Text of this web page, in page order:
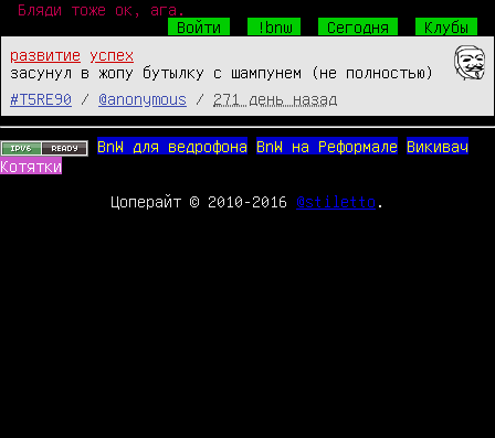
Бляди тоже ок, ага.
Войти
!bnw Сегодня
Клубы
развитие
успех
засунул в жопу бутылку с шампунем (не полностью)
#T5RE90
/ @anonymous / 271 день назад
BnW для ведрофона BnW на Реформале
Викивач
Котятки
Цоперайт © 2010-2016 @stiletto